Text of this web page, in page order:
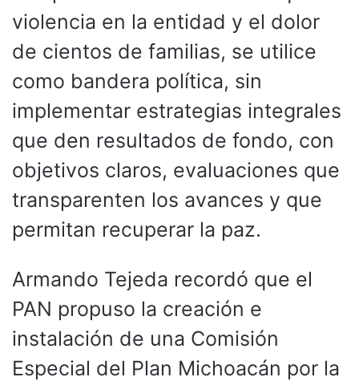
violencia en la entidad y el dolor
de cientos de familias, se utilice
como bandera política, sin
implementar estrategias integrales
que den resultados de fondo, con
objetivos claros, evaluaciones que
transparenten los avances y que
permitan recuperar la paz.
Armando Tejeda recordó que el
PAN propuso la creación e
instalación de una Comisión
Especial del Plan Michoacán por la